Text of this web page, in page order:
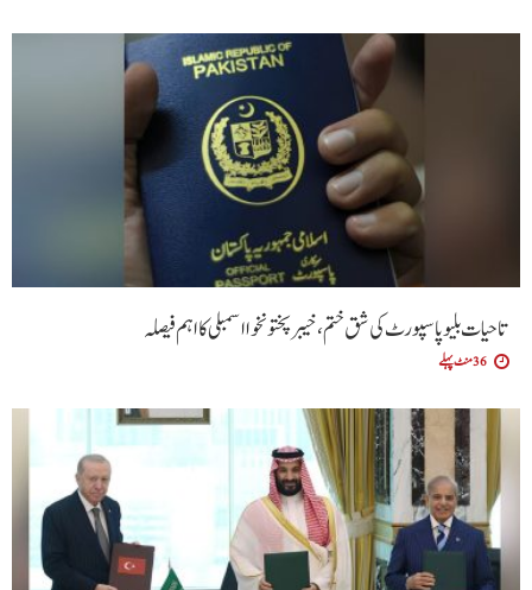
تاحیات بلیو پاسپورٹ کی شق ختم، خیبر پختونخوا اسمبلی کا اہم فیصلہ
36 منٹ پہلے